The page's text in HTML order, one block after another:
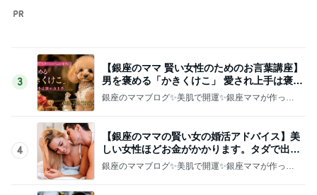
3
【銀座のママ 賢い女性のためのお言葉講座】
男を褒める「かきくけこ」 愛され上手は褒め
方上手
銀座のママブログ✨美肌で開運✨銀座ママが作った
4
【銀座のママの賢い女の婚活アドバイス】美
しい女性ほどお金がかかります。タダで出会
えると思うなよ
銀座のママブログ✨美肌で開運✨銀座ママが作った